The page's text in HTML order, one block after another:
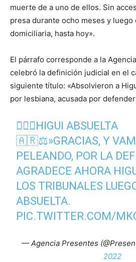
muerte de a uno de ellos. Sin
presa durante ocho meses y luego
domiciliaria, hasta hoy».
El párrafo corresponde a la
celebró la definición judicial en el
siguiente título: «Absolvieron a
por lesbiana, acusada por
✊🏽📢HIGUI ABSUELTA
🇦🇷⚖️»GRACIAS, Y
PELEANDO, POR LA
AGRADECE AHORA
LOS TRIBUNALES
ABSUELTA.
PIC.TWITTER.COM/
— Agencia Presentes
2022